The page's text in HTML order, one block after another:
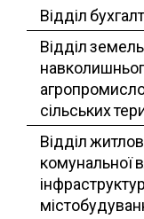
Відділ
Відділ
сільських
Відділ
комунальної